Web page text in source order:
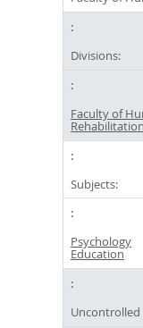
Divisions:
Faculty of
Rehabilitation
Subjects:
Psychology
Education
Uncontrolled